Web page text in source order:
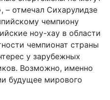
– отмечал Сихарулидзе
чемпиону
ноу-хау в области
чемпионат страны
у зарубежных
Возможно, именно
будущее мирового